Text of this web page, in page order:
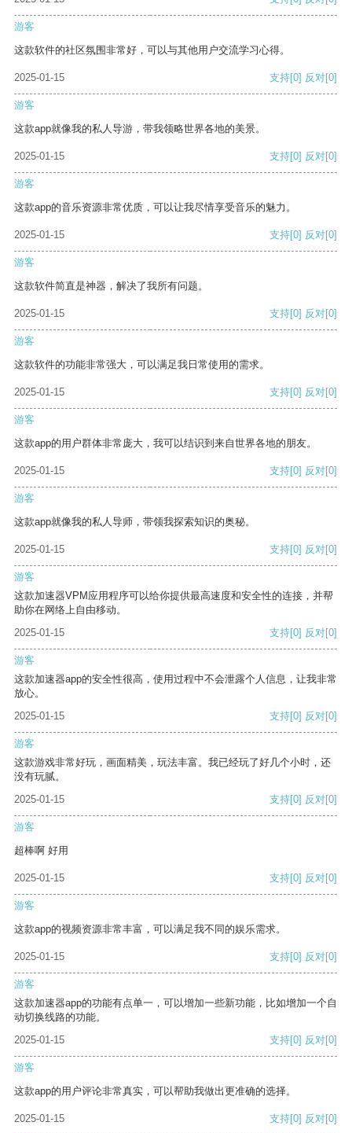
游客
这款软件的社区氛围非常好，可以与其他用户交流学习心得。
2025-01-15 支持[0] 反对[0]
游客
这款app就像我的私人导游，带我领略世界各地的美景。
2025-01-15 支持[0] 反对[0]
游客
这款app的音乐资源非常优质，可以让我尽情享受音乐的魅力。
2025-01-15 支持[0] 反对[0]
游客
这款软件简直是神器，解决了我所有问题。
2025-01-15 支持[0] 反对[0]
游客
这款软件的功能非常强大，可以满足我日常使用的需求。
2025-01-15 支持[0] 反对[0]
游客
这款app的用户群体非常庞大，我可以结识到来自世界各地的朋友。
2025-01-15 支持[0] 反对[0]
游客
这款app就像我的私人导师，带领我探索知识的奥秘。
2025-01-15 支持[0] 反对[0]
游客
这款加速器VPM应用程序可以给你提供最高速度和安全性的连接，并帮
助你在网络上自由移动。
2025-01-15
支持[0] 反对[0]
游客
这款加速器app的安全性很高，使用过程中不会泄露个人信息，让我非常
放心。
2025-01-15
支持[0] 反对[0]
游客
这款游戏非常好玩，画面精美，玩法丰富。我已经玩了好几个小时，还
没有玩腻。
2025-01-15
支持[0] 反对[0]
游客
超棒啊 好用
2025-01-15 支持[0] 反对[0]
游客
这款app的视频资源非常丰富，可以满足我不同的娱乐需求。
2025-01-15 支持[0] 反对[0]
游客
这款加速器app的功能有点单一，可以增加一些新功能，比如增加一个自
动切换线路的功能。
2025-01-15
支持[0] 反对[0]
游客
这款app的用户评论非常真实，可以帮助我做出更准确的选择。
2025-01-15 支持[0] 反对[0]